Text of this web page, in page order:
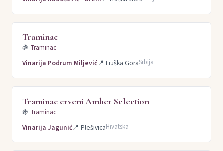
Traminac
🍇 Traminac
Vinarija Podrum Miljević📍 Fruška GoraSrbija
Traminac crveni Amber Selection
🍇 Traminac
Vinarija Jagunić📍 PlešivicaHrvatska